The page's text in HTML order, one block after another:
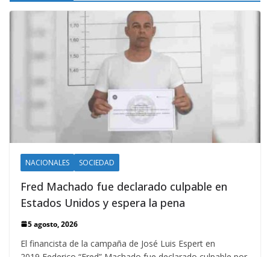
NACIONALES SOCIEDAD
Fred Machado fue declarado culpable en
Estados Unidos y espera la pena
5 agosto, 2026
El financista de la campaña de José Luis Espert en